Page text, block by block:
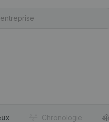
Chronologie